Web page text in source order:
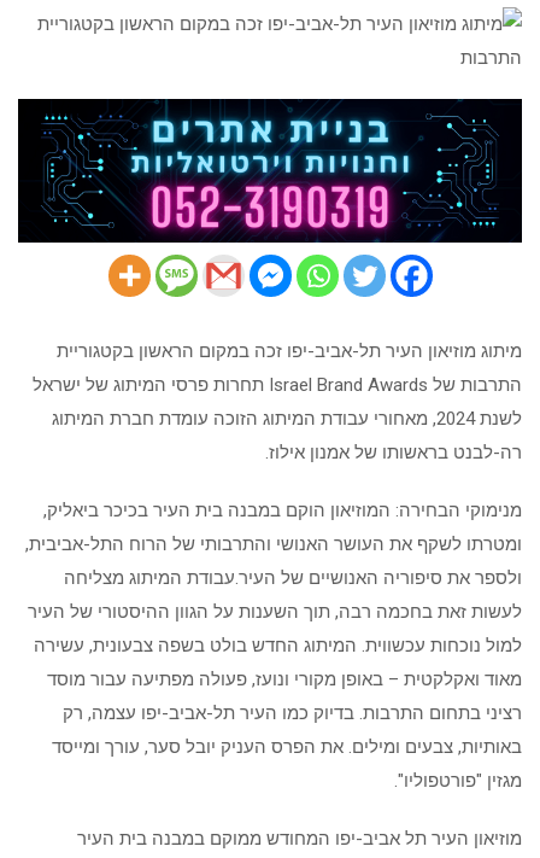
תל-אביב-יפו
זכה
מיתוג מוזיאון העיר תל-אביב-יפו זכה במקום הראשון בקטגוריית
התרבות של Israel Brand Awards תחרות פרסי המיתוג של ישראל
לשנת 2024, מאחורי עבודת המיתוג הזוכה עומדת חברת המיתוג
רה-לבנט בראשותו של אמנון אילוז.
מנימוקי הבחירה: המוזיאון הוקם במבנה בית העיר בכיכר ביאליק,
ומטרתו לשקף את העושר האנושי והתרבותי של הרוח התל-אביבית,
ולספר את סיפוריה האנושיים של העיר.עבודת המיתוג מצליחה
לעשות זאת בחכמה רבה, תוך השענות על הגוון ההיסטורי של העיר
למול נוכחות עכשווית. המיתוג החדש בולט בשפה צבעונית, עשירה
מאוד ואקלקטית – באופן מקורי ונועז, פעולה מפתיעה עבור מוסד
רציני בתחום התרבות. בדיוק כמו העיר תל-אביב-יפו עצמה, רק
באותיות, צבעים ומילים. את הפרס העניק יובל סער, עורך ומייסד
מגזין "פורטפוליו".
מוזיאון העיר תל אביב-יפו המחודש ממוקם במבנה בית העיר